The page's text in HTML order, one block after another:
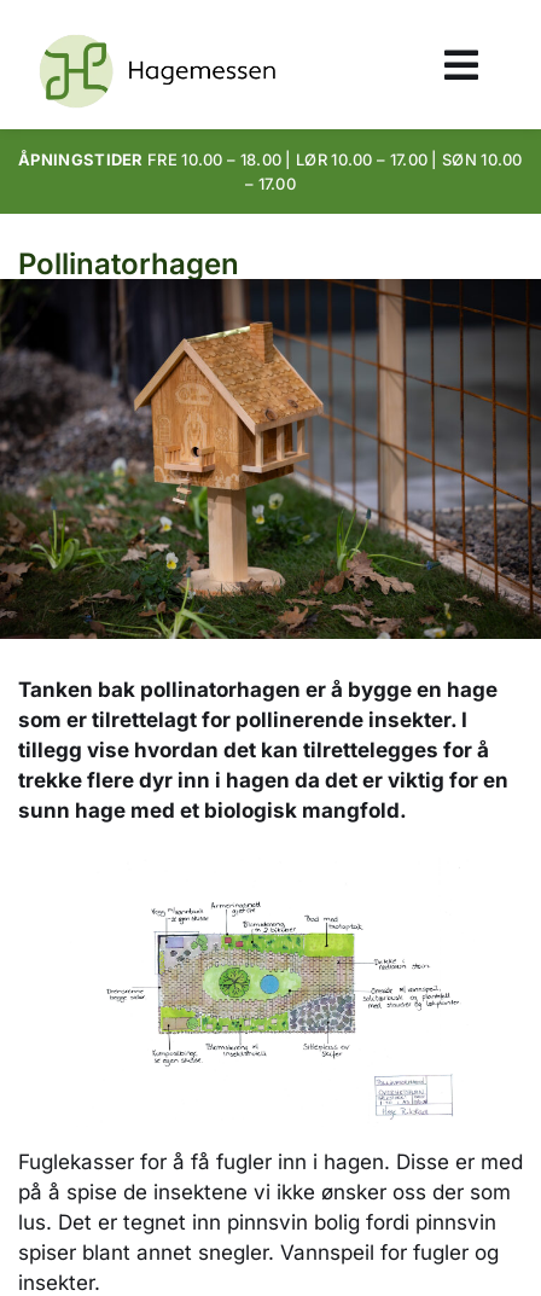
ÅPNINGSTIDER FRE 10.00 – 18.00 | LØR 10.00 – 17.00 | SØN 10.00
– 17.00
Pollinatorhagen
Tanken bak pollinatorhagen er å bygge en hage
som er tilrettelagt for pollinerende insekter. I
tillegg vise hvordan det kan tilrettelegges for å
trekke flere dyr inn i hagen da det er viktig for en
sunn hage med et biologisk mangfold.
Fuglekasser for å få fugler inn i hagen. Disse er med
på å spise de insektene vi ikke ønsker oss der som
lus. Det er tegnet inn pinnsvin bolig fordi pinnsvin
spiser blant annet snegler. Vannspeil for fugler og
insekter.